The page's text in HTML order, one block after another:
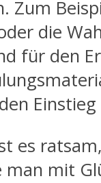
Zum
die
für den
es
man mit